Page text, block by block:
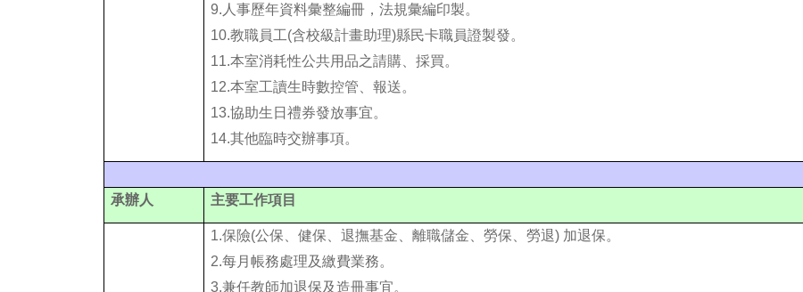
9. 人事歷年資料彙整編冊，法規彙編印製。
10.教職員工(含校級計畫助理)縣民卡職員證製發。
11.本室消耗性公共用品之請購、採買。
12.本室工讀生時數控管、報送。
13.協助生日禮券發放事宜。
14.其他臨時交辦事項。
承辦人 主要工作項目
1.保險(公保、健保、退撫基金、離職儲金、勞保、勞退) 加退保。
2.每月帳務處理及繳費業務。
3.兼任教師加退保及造冊事宜。